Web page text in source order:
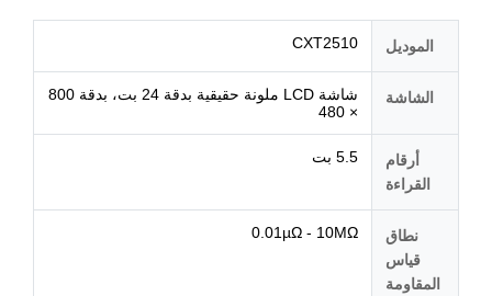
الموديل CXT2510
الشاشة
شاشة LCD ملونة حقيقية بدقة 24 بت، بدقة 800
× 480
أرقام
القراءة
5.5 بت
نطاق
قياس
المقاومة
0.01µΩ - 10MΩ